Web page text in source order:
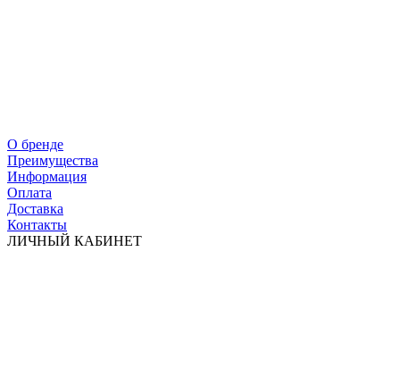
О бренде
Преимущества
Информация
Оплата
Доставка
Контакты
ЛИЧНЫЙ КАБИНЕТ